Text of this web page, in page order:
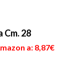
Cm. 28
a: 8,87€